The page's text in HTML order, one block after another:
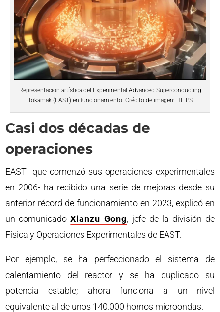
Representación artística del Experimental Advanced Superconducting
Tokamak (EAST) en funcionamiento. Crédito de imagen: HFIPS
Casi dos décadas de
operaciones
EAST -que comenzó sus operaciones experimentales
en 2006- ha recibido una serie de mejoras desde su
anterior récord de funcionamiento en 2023, explicó en
un comunicadoXianzu Gong, jefe de la división de
Física y Operaciones Experimentales de EAST.
Por ejemplo, se ha perfeccionado el sistema de
calentamiento del reactor y se ha duplicado su
potencia estable; ahora funciona a un nivel
equivalente al de unos 140.000 hornos microondas.